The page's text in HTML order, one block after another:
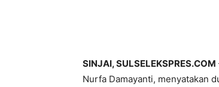
SINJAI, SULSELEKSPRES.COM
Nurfa Damayanti, menyatakan